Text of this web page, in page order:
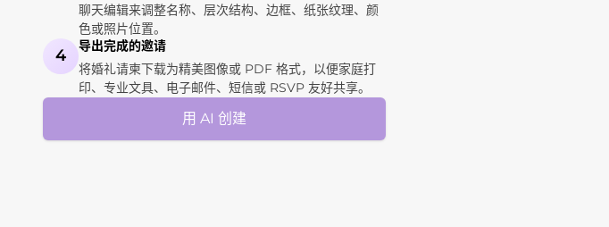
聊天编辑来调整名称、层次结构、边框、纸张纹理、颜
色或照片位置。
4
导出完成的邀请
将婚礼请柬下载为精美图像或 PDF 格式，以便家庭打
印、专业文具、电子邮件、短信或 RSVP 友好共享。
用 AI 创建